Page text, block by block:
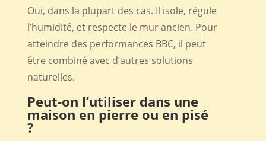
Oui, dans la plupart des cas. Il isole, régule
l’humidité, et respecte le mur ancien. Pour
atteindre des performances BBC, il peut
être combiné avec d’autres solutions
naturelles.
Peut-on l’utiliser dans une
maison en pierre ou en pisé
?